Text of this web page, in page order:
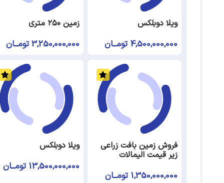
ویلا دوبلکس
4,500,000,000 تومــان
زمین ۲۵۰ متری
3,250,000,000 تومــان
فروش زمین بافت زراعی
زیر قیمت الیمالات
1,350,000,000 تومــان
ویلا دوبلکس
13,500,000,000 تومــان